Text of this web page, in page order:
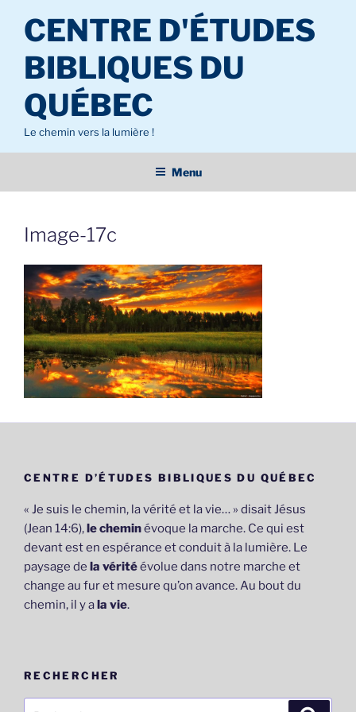
contenu
principal
CENTRE D'ÉTUDES
BIBLIQUES DU
QUÉBEC
Le chemin vers la lumière !
Menu
Image-17c
CENTRE D’ÉTUDES BIBLIQUES DU QUÉBEC
« Je suis le chemin, la vérité et la vie… » disait Jésus
(Jean 14:6),le cheminévoque la marche. Ce qui est
devant est en espérance et conduit à la lumière. Le
paysage de la véritéévolue dans notre marche et
change au fur et mesure qu’on avance. Au bout du
chemin, il y ala vie.
RECHERCHER